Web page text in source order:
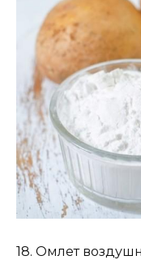
18. Омлет